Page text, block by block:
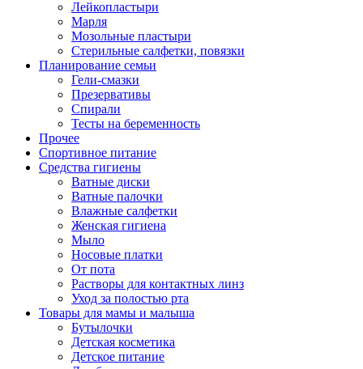
Лейкопластыри
Марля
Мозольные пластыри
Стерильные салфетки, повязки
Планирование семьи
Гели-смазки
Презервативы
Спирали
Тесты на беременность
Прочее
Спортивное питание
Средства гигиены
Ватные диски
Ватные палочки
Влажные салфетки
Женская гигиена
Мыло
Носовые платки
От пота
Растворы для контактных линз
Уход за полостью рта
Товары для мамы и малыша
Бутылочки
Детская косметика
Детское питание